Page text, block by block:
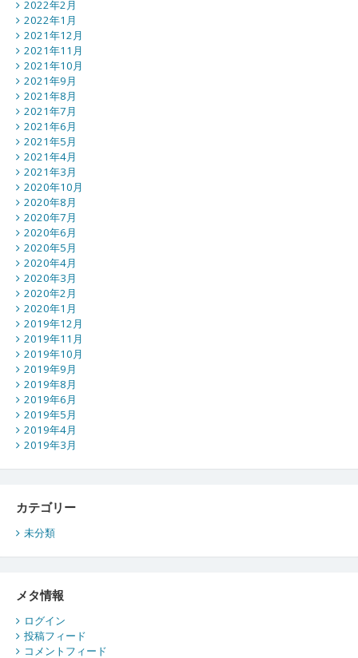
2022年2月
2022年1月
2021年12月
2021年11月
2021年10月
2021年9月
2021年8月
2021年7月
2021年6月
2021年5月
2021年4月
2021年3月
2020年10月
2020年8月
2020年7月
2020年6月
2020年5月
2020年4月
2020年3月
2020年2月
2020年1月
2019年12月
2019年11月
2019年10月
2019年9月
2019年8月
2019年6月
2019年5月
2019年4月
2019年3月
カテゴリー
未分類
メタ情報
ログイン
投稿フィード
コメントフィード